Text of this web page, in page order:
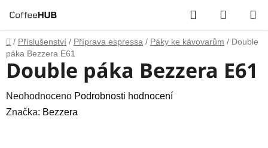
na
obsah
Hledat
KOŠÍK
Domů
/ Příslušenství / Příprava espressa / Páky ke kávovarům / Double
páka Bezzera E61
Double páka Bezzera E61
Průměrné
hodnocení
Neohodnoceno Podrobnosti hodnocení
Značka: Bezzera